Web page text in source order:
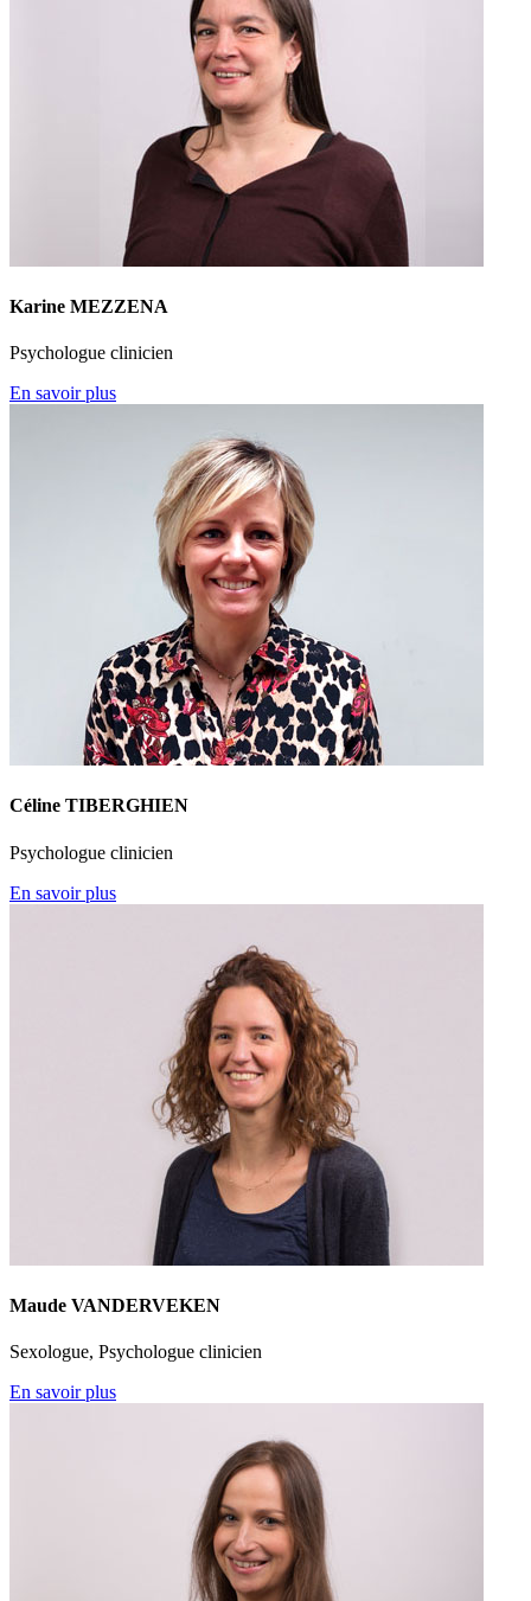
Karine MEZZENA
Psychologue clinicien
En savoir plus
Céline TIBERGHIEN
Psychologue clinicien
En savoir plus
Maude VANDERVEKEN
Sexologue, Psychologue clinicien
En savoir plus